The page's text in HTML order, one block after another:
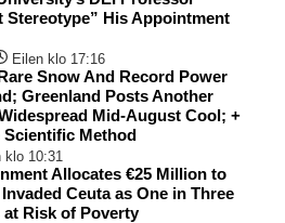
Stereotype” His Appointment
Eilen klo 17:16
Snow And Record Power
Greenland Posts Another
Mid-August Cool; +
Scientific Method
klo 10:31
Allocates €25 Million to
Ceuta as One in Three
Risk of Poverty